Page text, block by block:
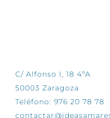
C/ Alfonso I, 18 4ºA
50003 Zaragoza
Teléfono: 976 20 78 78